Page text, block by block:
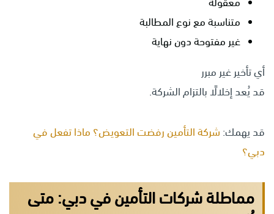
متناسبة مع نوع المطالبة
غير مفتوحة دون نهاية
أي تأخير غير مبرر
قد يُعد إخلالًا بالتزام الشركة.
قد يهمك: شركة التأمين رفضت التعويض؟ ماذا تفعل في
دبي؟
مماطلة شركات التأمين في دبي: متى